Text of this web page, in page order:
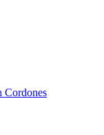
Cordones